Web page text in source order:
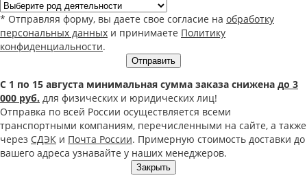
* Отправляя форму, вы даете свое согласие на обработку
персональных данных и принимаете Политику
конфиденциальности.
Отправить
С 1 по 15 августа минимальная сумма заказа снижена до 3
000 руб. для физических и юридических лиц!
Отправка по всей России осуществляется всеми
транспортными компаниям, перечисленными на сайте, а также
через СДЭК и Почта России. Примерную стоимость доставки до
вашего адреса узнавайте у наших менеджеров.
Закрыть